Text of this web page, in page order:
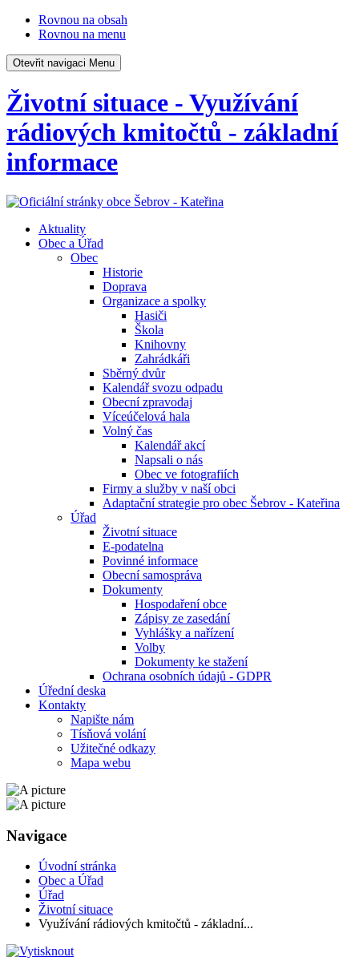
Rovnou na obsah
Rovnou na menu
Otevřit navigaci Menu
Životní situace - Využívání
rádiových kmitočtů - základní
informace
Aktuality
Obec a Úřad
Obec
Historie
Doprava
Organizace a spolky
Hasiči
Škola
Knihovny
Zahrádkáři
Sběrný dvůr
Kalendář svozu odpadu
Obecní zpravodaj
Víceúčelová hala
Volný čas
Kalendář akcí
Napsali o nás
Obec ve fotografiích
Firmy a služby v naší obci
Adaptační strategie pro obec Šebrov - Kateřina
Úřad
Životní situace
E-podatelna
Povinné informace
Obecní samospráva
Dokumenty
Hospodaření obce
Zápisy ze zasedání
Vyhlášky a nařízení
Volby
Dokumenty ke stažení
Ochrana osobních údajů - GDPR
Úřední deska
Kontakty
Napište nám
Tísňová volání
Užitečné odkazy
Mapa webu
Navigace
Úvodní stránka
Obec a Úřad
Úřad
Životní situace
Využívání rádiových kmitočtů - základní...